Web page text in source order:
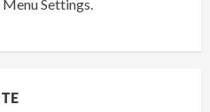
Settings.